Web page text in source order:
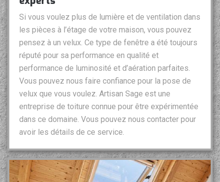
Si vous voulez plus de lumière et de ventilation dans
les pièces à l’étage de votre maison, vous pouvez
pensez à un velux. Ce type de fenêtre a été toujours
réputé pour sa performance en qualité et
performance de luminosité et d’aération parfaites.
Vous pouvez nous faire confiance pour la pose de
velux que vous voulez. Artisan Sage est une
entreprise de toiture connue pour être expérimentée
dans ce domaine. Vous pouvez nous contacter pour
avoir les détails de ce service.